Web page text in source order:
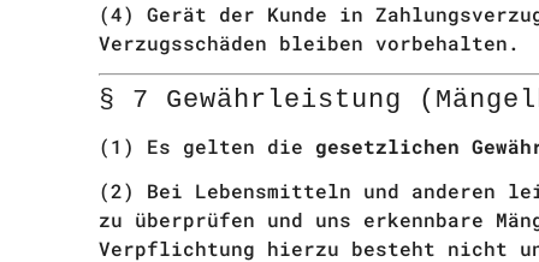
(4) Gerät der Kunde in
Verzugsschäden bleiben vorbehalten.
§ 7 Gewährleistung
(1) Es gelten die gesetzlichen
(2) Bei Lebensmitteln und anderen
zu überprüfen und uns erkennbare
Verpflichtung hierzu besteht nicht